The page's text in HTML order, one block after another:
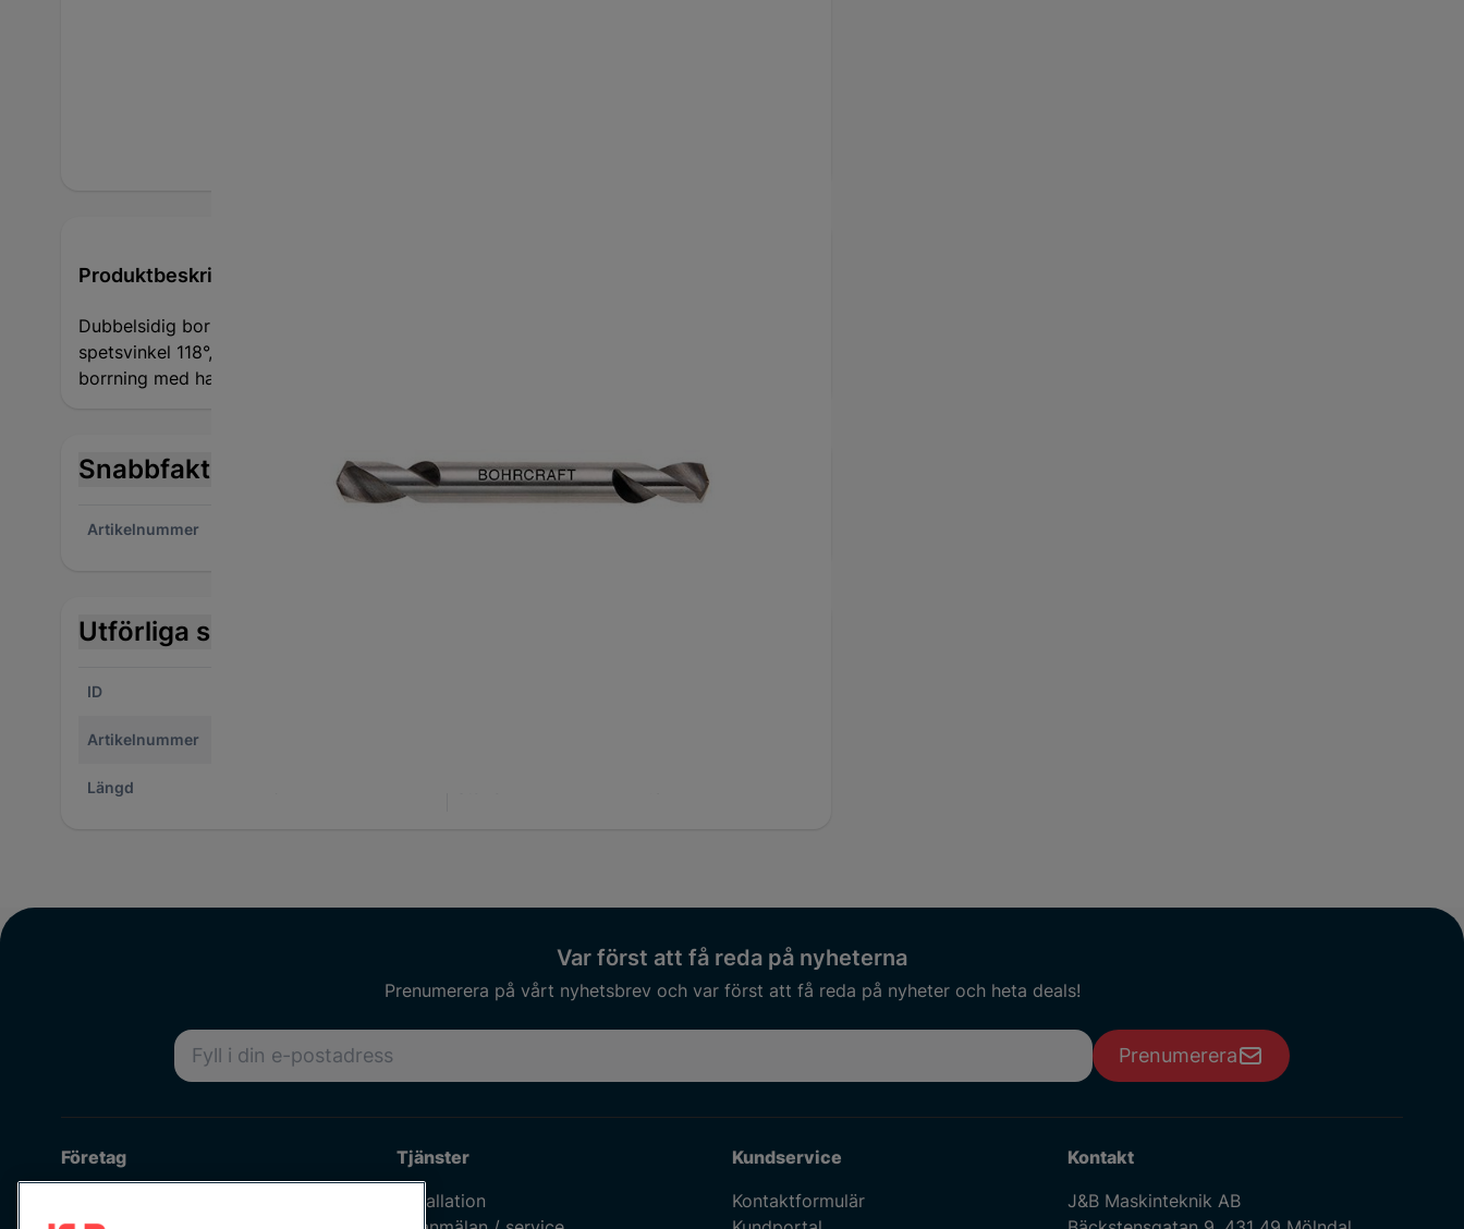
Produktbeskrivning
Dubbelsidig borr av högpresterande snabbstål, högerkapande, fabriksstandard,
spetsvinkel 118°, korsslipning enligt DIN 1412 C, blank. Användning: Särskilt lämplig för
borrning med handborr i tunnväggiga material som plåt, plattstänger och profiler.
Snabbfakta
Artikelnummer
Utförliga specifikationer
ID
Artikelnummer
Längd
Var först att få reda på nyheterna
Prenumerera på vårt nyhetsbrev och var först att få reda på nyheter och heta deals!
E-postadress
Prenumerera
Företag
Tjänster
Installation
Kundservice
Kontaktformulär
Kontakt
J&B Maskinteknik AB